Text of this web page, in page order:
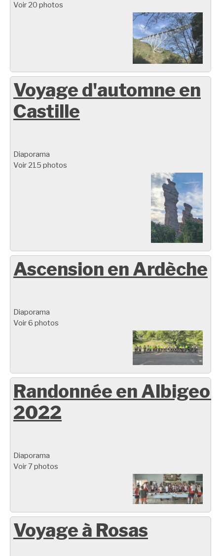
Voir 20 photos
Voyage d'automne en
Castille
Diaporama
Voir 215 photos
Ascension en Ardèche
Diaporama
Voir 6 photos
Randonnée en
2022
Diaporama
Voir 7 photos
Voyage à Rosas